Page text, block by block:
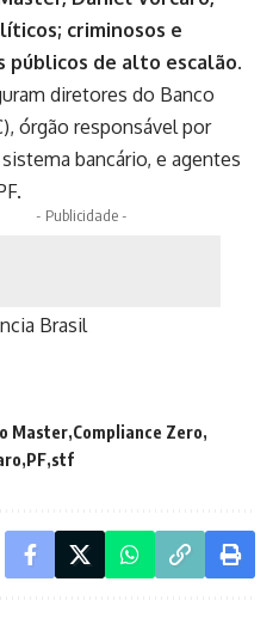
criminosos e
públicos de alto escalão.
diretores do Banco
órgão responsável por
bancário, e agentes
- Publicidade -
Brasil
Master Compliance Zero
PF stf